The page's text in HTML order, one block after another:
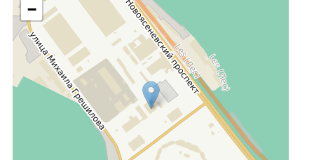
−